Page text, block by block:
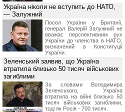
Україна ніколи не вступить до НАТО,
— Залужний
Посол України у Британії,
генерал Валерій Залужний не
вважає перспективним рух
України до членства в НАТО,
визначений в Конституції
України.
Зеленський заявив, що Україна
втратила близько 50 тисяч військових
загиблими
За словами Володимира
Зеленського, Україна
втратила на війні близько 50
тисяч військових загиблими,
тоді як Росія - 700 тисяч.